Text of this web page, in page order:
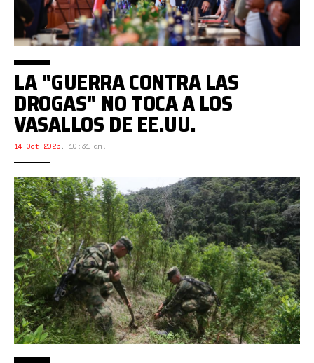
LA "GUERRA CONTRA LAS
DROGAS" NO TOCA A LOS
VASALLOS DE EE.UU.
14 Oct 2025, 10:31 am.